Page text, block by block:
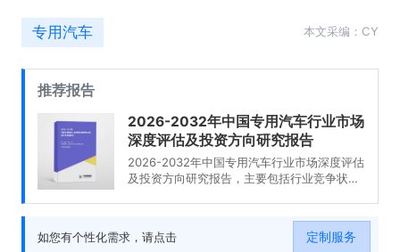
专用汽车 本文采编：CY
推荐报告
2026-2032年中国专用汽车行业市场
深度评估及投资方向研究报告
2026-2032年中国专用汽车行业市场深度评估
及投资方向研究报告，主要包括行业竞争状况
如您有个性化需求，请点击 定制服务